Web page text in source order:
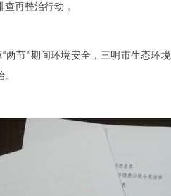
再整治行动 。
“两节”期间环境安全，三明市生态环